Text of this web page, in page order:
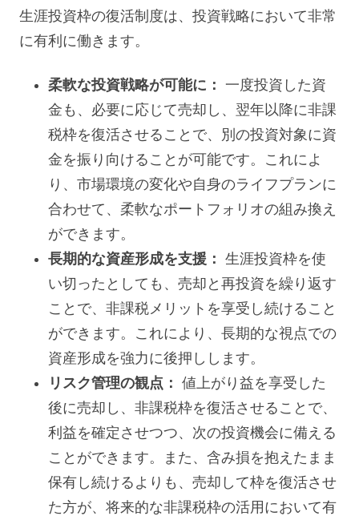
生涯投資枠の復活制度は、投資戦略において非常
に有利に働きます。
柔軟な投資戦略が可能に： 一度投資した資
金も、必要に応じて売却し、翌年以降に非課
税枠を復活させることで、別の投資対象に資
金を振り向けることが可能です。これによ
り、市場環境の変化や自身のライフプランに
合わせて、柔軟なポートフォリオの組み換え
ができます。
長期的な資産形成を支援： 生涯投資枠を使
い切ったとしても、売却と再投資を繰り返す
ことで、非課税メリットを享受し続けること
ができます。これにより、長期的な視点での
資産形成を強力に後押しします。
リスク管理の観点： 値上がり益を享受した
後に売却し、非課税枠を復活させることで、
利益を確定させつつ、次の投資機会に備える
ことができます。また、含み損を抱えたまま
保有し続けるよりも、売却して枠を復活させ
た方が、将来的な非課税枠の活用において有